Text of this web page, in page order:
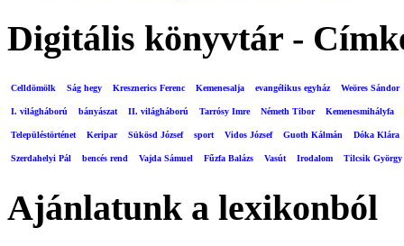
Digitális könyvtár -
Celldömölk Ság hegy Kresznerics Ferenc Kemenesalja evangélikus egyház Weöres Sándor
I. világháború bányászat II. világháború Tarrósy Imre Németh Tibor Kemenesmihályfa
Településtörténet Keripar Sükösd József sport Vidos József Guoth Kálmán Dóka Klára
Szerdahelyi Pál bencés rend Vajda Sámuel Fűzfa Balázs Vasút Irodalom Tilcsik György
Ajánlatunk a lexikonból